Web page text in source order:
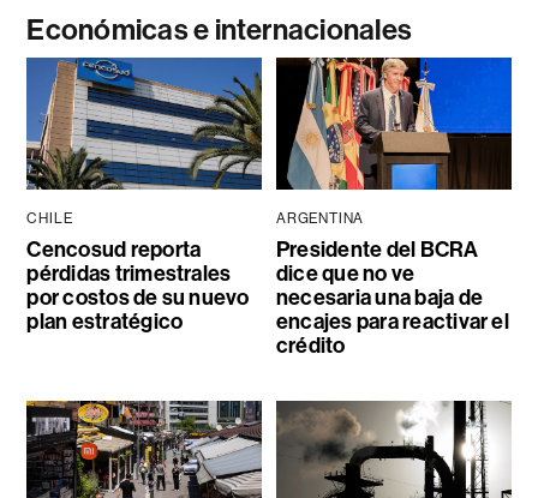
Económicas e internacionales
CHILE
Cencosud reporta
pérdidas trimestrales
por costos de su nuevo
plan estratégico
ARGENTINA
Presidente del BCRA
dice que no ve
necesaria una baja de
encajes para reactivar el
crédito